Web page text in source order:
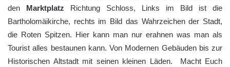
den Marktplatz Richtung Schloss, Links im Bild ist die
Bartholomäikirche, rechts im Bild das Wahrzeichen der Stadt,
die Roten Spitzen. Hier kann man nur erahnen was man als
Tourist alles bestaunen kann. Von Modernen Gebäuden bis zur
Historischen Altstadt mit seinen kleinen Läden. Macht Euch